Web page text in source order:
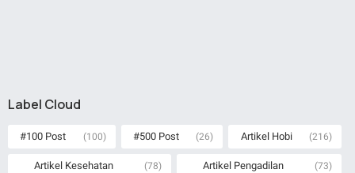
Label Cloud
#100 Post (100) #500 Post (26) Artikel Hobi (216)
Artikel Kesehatan (78) Artikel Pengadilan (73)